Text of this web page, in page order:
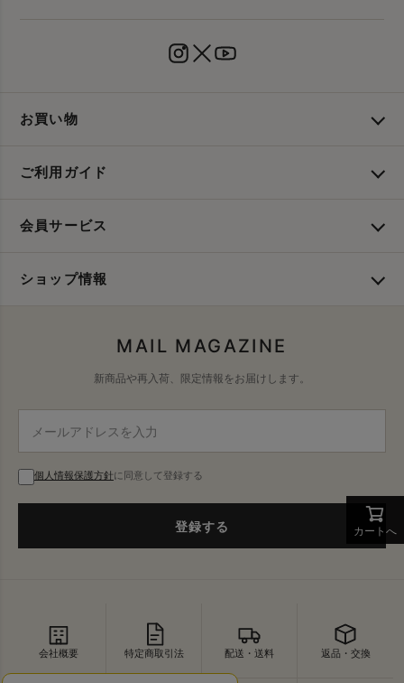
カートへ
お買い物
ご利用ガイド
会員サービス
ショップ情報
MAIL MAGAZINE
新商品や再入荷、限定情報をお届けします。
個人情報保護方針に同意して登録する
登録する
会社概要 特定商取引法 配送・送料 返品・交換